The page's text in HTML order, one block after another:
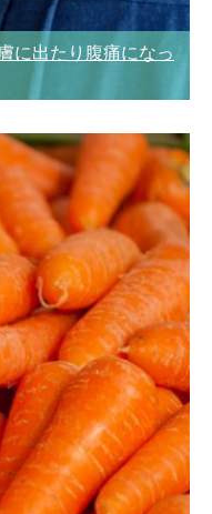
に出たり腹痛になっ